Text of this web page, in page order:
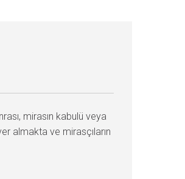
mirasın kabulü veya
almakta ve mirasçıların